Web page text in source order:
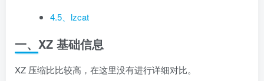
4.5、lzcat
一、XZ 基础信息
XZ 压缩比比较高，在这里没有进行详细对比。